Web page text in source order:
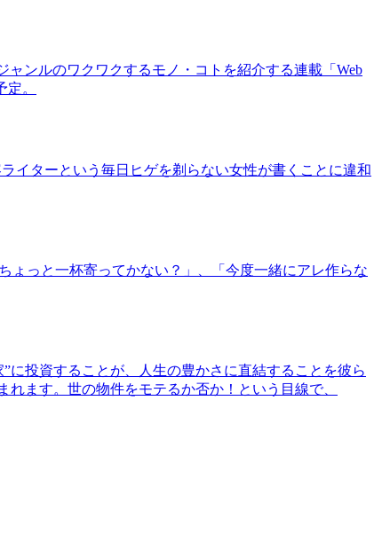
ンルのワクワクするモノ・コトを紹介する連載「Web
。
イターという毎日ヒゲを剃らない女性が書くことに違和
ょっと一杯寄ってかない？」、「今度一緒にアレ作らな
投資することが、人生の豊かさに直結することを彼ら
ます。世の物件をモテるか否か！という目線で、